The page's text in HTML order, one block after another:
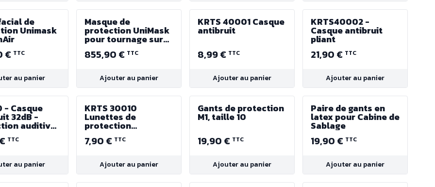
de
Unimask
€ TTC
au panier
Masque de
protection UniMask
pour tournage sur
bois | Menuiserie -
Kit Complet -
855,90 € TTC
Ajouter au panier
KRTS 40001 Casque
antibruit
8,99 € TTC
Ajouter au panier
KRTS40002 -
Casque antibruit
pliant
21,90 € TTC
Ajouter au panier
- Casque
32dB -
auditive
TTC
au panier
KRTS 30010
Lunettes de
protection
règlables avec
cordon
7,90 € TTC
Ajouter au panier
Gants de protection
M1, taille 10
19,90 € TTC
Ajouter au panier
Paire de gants en
latex pour Cabine de
Sablage
19,90 € TTC
Ajouter au panier